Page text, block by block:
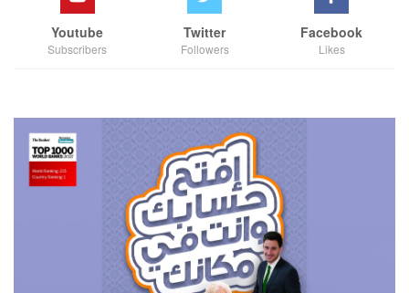
Facebook
Likes
Twitter
Followers
Youtube
Subscribers